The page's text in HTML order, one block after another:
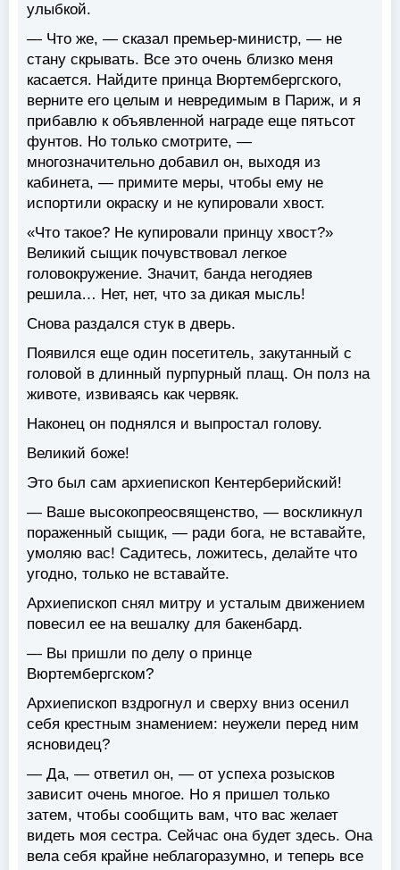
улыбкой.
— Что же, — сказал премьер-министр, — не
стану скрывать. Все это очень близко меня
касается. Найдите принца Вюртембергского,
верните его целым и невредимым в Париж, и я
прибавлю к объявленной награде еще пятьсот
фунтов. Но только смотрите, —
многозначительно добавил он, выходя из
кабинета, — примите меры, чтобы ему не
испортили окраску и не купировали хвост.
«Что такое? Не купировали принцу хвост?»
Великий сыщик почувствовал легкое
головокружение. Значит, банда негодяев
решила… Нет, нет, что за дикая мысль!
Снова раздался стук в дверь.
Появился еще один посетитель, закутанный с
головой в длинный пурпурный плащ. Он полз на
животе, извиваясь как червяк.
Наконец он поднялся и выпростал голову.
Великий боже!
Это был сам архиепископ Кентерберийский!
— Ваше высокопреосвященство, — воскликнул
пораженный сыщик, — ради бога, не вставайте,
умоляю вас! Садитесь, ложитесь, делайте что
угодно, только не вставайте.
Архиепископ снял митру и усталым движением
повесил ее на вешалку для бакенбард.
— Вы пришли по делу о принце
Вюртембергском?
Архиепископ вздрогнул и сверху вниз осенил
себя крестным знамением: неужели перед ним
ясновидец?
— Да, — ответил он, — от успеха розысков
зависит очень многое. Но я пришел только
затем, чтобы сообщить вам, что вас желает
видеть моя сестра. Сейчас она будет здесь. Она
вела себя крайне неблагоразумно, и теперь все